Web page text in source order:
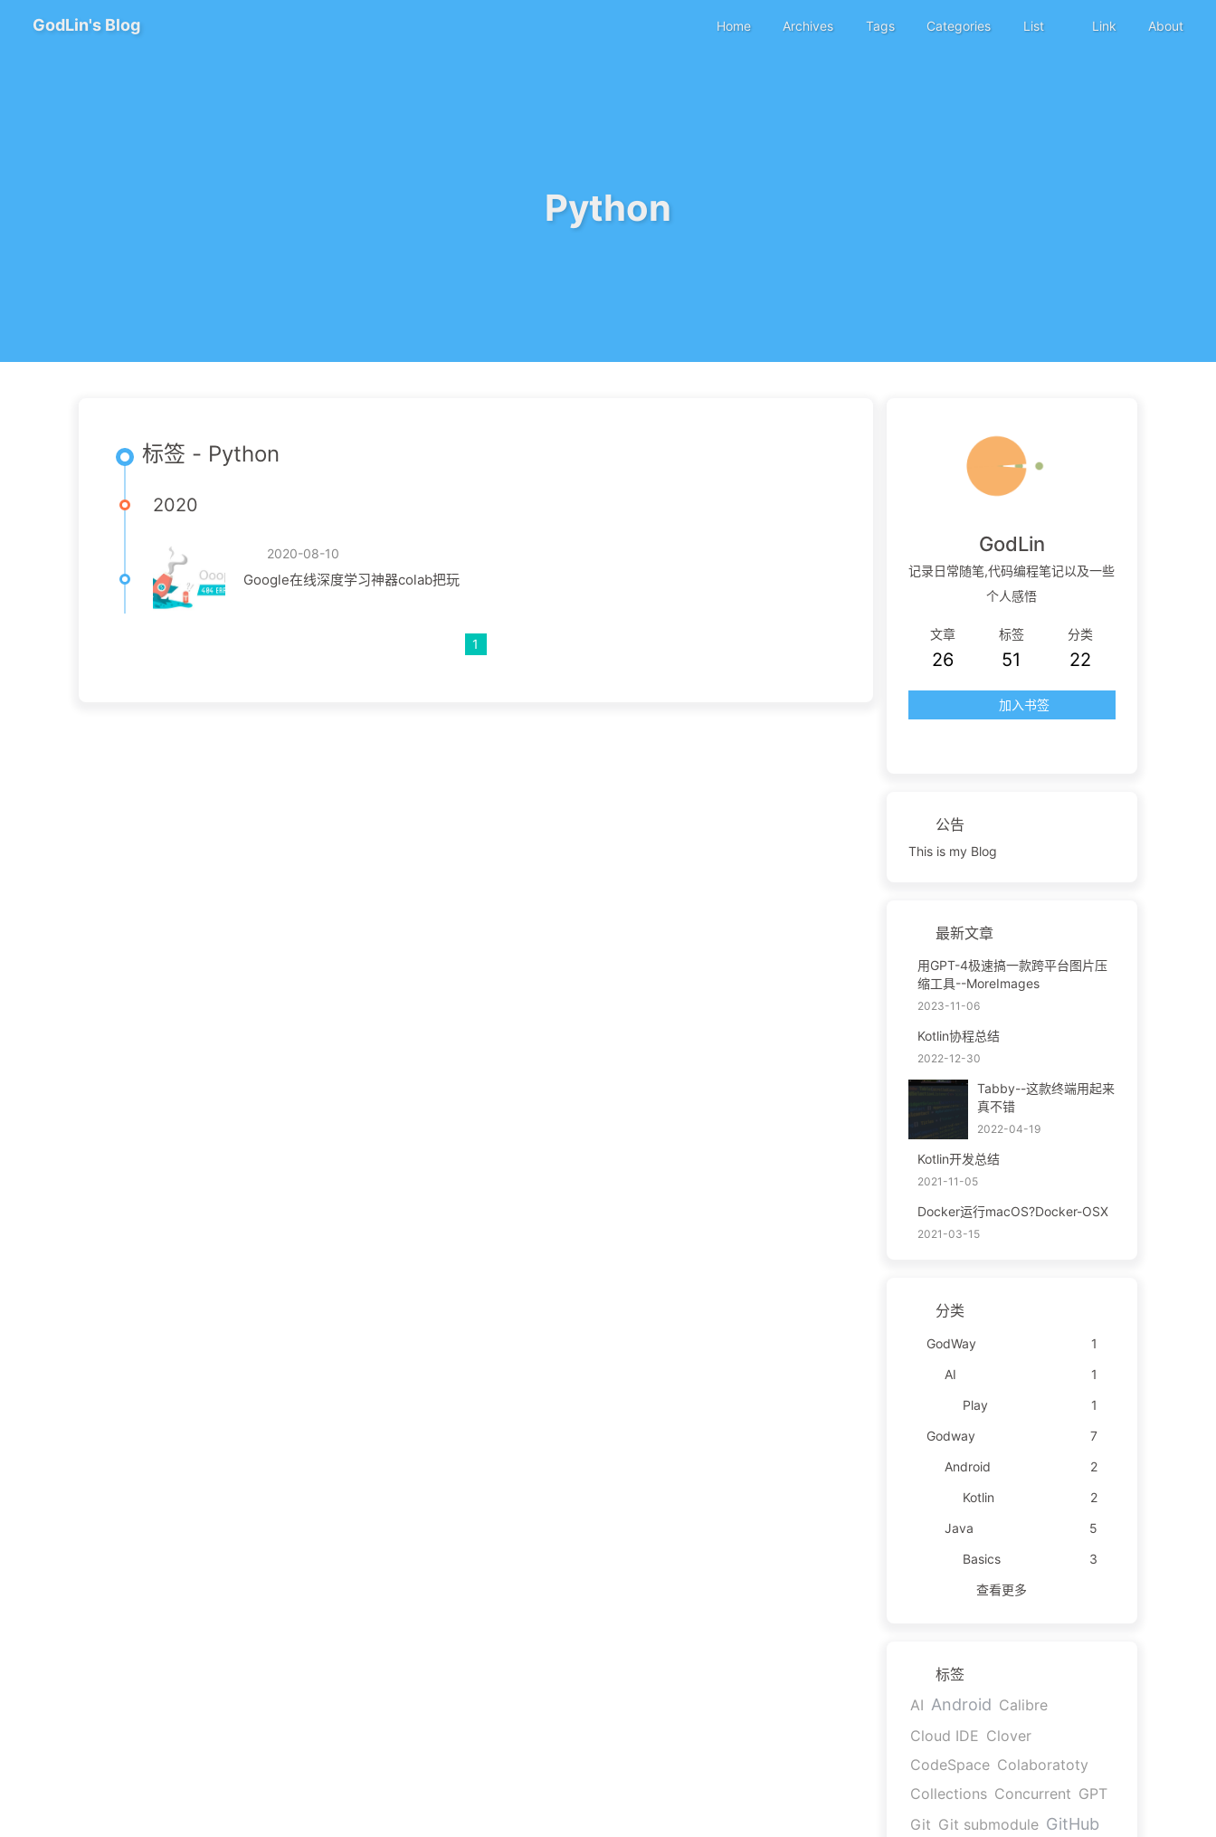
GodLin's Blog Home Archives Tags Categories List Link About
Python
标签 - Python
2020
2020-08-10
Google在线深度学习神器colab把玩
1
GodLin
记录日常随笔,代码编程笔记以及一些
个人感悟
文章
26
标签
51
分类
22
加入书签
公告
This is my Blog
最新文章
用GPT-4极速搞一款跨平台图片压
缩工具--MoreImages
2023-11-06
Kotlin协程总结
2022-12-30
Tabby--这款终端用起来
真不错
2022-04-19
Kotlin开发总结
2021-11-05
Docker运行macOS?Docker-OSX
2021-03-15
分类
GodWay
1
AI
1
Play
1
Godway
7
Android
2
Kotlin
2
Java
5
Basics
3
查看更多
标签
AI Android Calibre
Cloud IDE Clover
CodeSpace Colaboratoty
Collections Concurrent GPT
Git Git submodule GitHub